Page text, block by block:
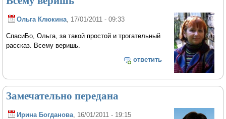
Ольга Клюкина , 17/01/2011 - 09:33
СпасиБо, Ольга, за такой простой и трогательный
рассказ. Всему веришь.
ответить
Замечательно передана
Ирина Богданова , 16/01/2011 - 19:15